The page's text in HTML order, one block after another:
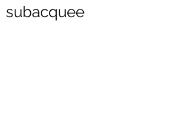
subacquee